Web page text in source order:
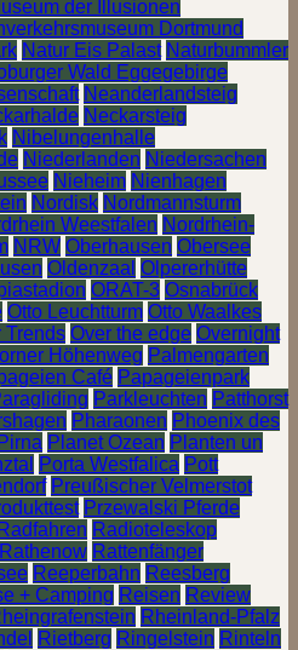
der Illusionen
Dortmund
Natur Eis Palast Naturbummler
Wald Eggegebirge
Neanderlandsteig
Neckarsteig
Nibelungenhalle
Niederlanden Niedersachen
Nieheim Nienhagen
Nordisk Nordmannsturm
Weestfalen Nordrhein-
NRW Oberhausen Obersee
Oldenzaal Olpererhütte
ORAT-3 Osnabrück
Otto Leuchtturm Otto Waalkes
Trends Over the edge Overnight
Höhenweg Palmengarten
Café Papageienpark
Parkleuchten Patthorst
Pharaonen Phoenix des
Pirna Planet Ozean Planten un
Porta Westfalica Pott
Preußischer Velmerstot
Przewalski Pferde
Radfahren Radioteleskop
Rathenow Rattenfänger
Reeperbahn Reesberg
+ Camping Reisen Review
Rheinland-Pfalz
Rietberg Ringelstein Rinteln